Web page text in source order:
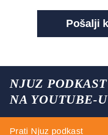
NJUZ PODKAST
NA YOUTUBE-U
Prati Njuz podkast